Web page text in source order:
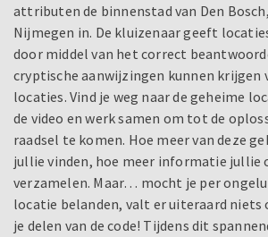
attributen de binnenstad van Den
Nijmegen in. De kluizenaar geeft
door middel van het correct
cryptische aanwijzingen kunnen krijgen
locaties. Vind je weg naar de geheime
de video en werk samen om tot de
raadsel te komen. Hoe meer van deze
jullie vinden, hoe meer informatie jullie
verzamelen. Maar… mocht je per
locatie belanden, valt er uiteraard niets
je delen van de code! Tijdens dit